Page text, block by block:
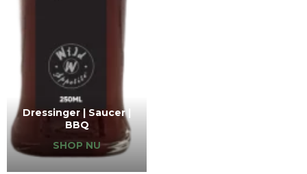
Dressinger | Saucer |
BBQ
SHOP NU